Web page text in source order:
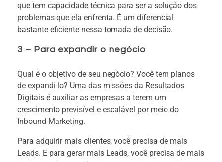
que tem capacidade técnica para ser a solução dos
problemas que ela enfrenta. É um diferencial
bastante eficiente nessa tomada de decisão.
3 – Para expandir o negócio
Qual é o objetivo de seu negócio? Você tem planos
de expandi-lo? Uma das missões da Resultados
Digitais é auxiliar as empresas a terem um
crescimento previsível e escalável por meio do
Inbound Marketing.
Para adquirir mais clientes, você precisa de mais
Leads. E para gerar mais Leads, você precisa de mais